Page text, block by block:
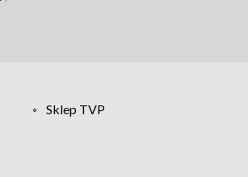
Sklep TVP